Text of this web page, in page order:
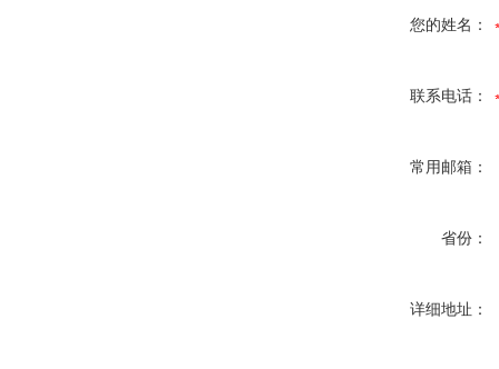
您的姓名：
联系电话：
常用邮箱：
省份：
详细地址：